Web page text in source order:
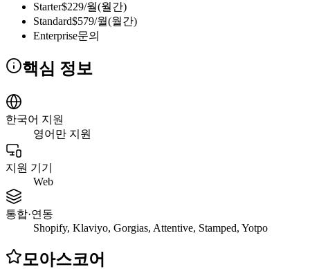
Starter$229/월(월간)
Standard$579/월(월간)
Enterprise문의
핵심 정보
한국어 지원
영어만 지원
지원 기기
Web
통합·연동
Shopify, Klaviyo, Gorgias, Attentive, Stamped, Yotpo
모아스코어